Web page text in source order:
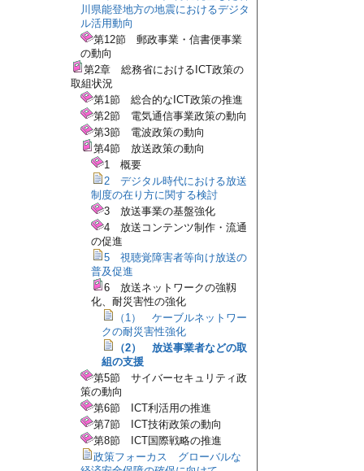
川県能登地方の地震におけるデジタ
ル活用動向
第12節 郵政事業・信書便事業
の動向
第2章 総務省におけるICT政策の
取組状況
第1節 総合的なICT政策の推進
第2節 電気通信事業政策の動向
第3節 電波政策の動向
第4節 放送政策の動向
1 概要
2 デジタル時代における放送
制度の在り方に関する検討
3 放送事業の基盤強化
4 放送コンテンツ制作・流通
の促進
5 視聴覚障害者等向け放送の
普及促進
6 放送ネットワークの強靱
化、耐災害性の強化
（1） ケーブルネットワー
クの耐災害性強化
（2） 放送事業者などの取
組の支援
第5節 サイバーセキュリティ政
策の動向
第6節 ICT利活用の推進
第7節 ICT技術政策の動向
第8節 ICT国際戦略の推進
政策フォーカス グローバルな